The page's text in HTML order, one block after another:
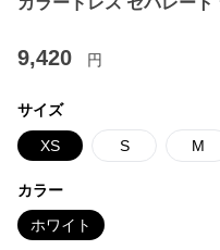
9,420 円
サイズ
XS S M
カラー
ホワイト